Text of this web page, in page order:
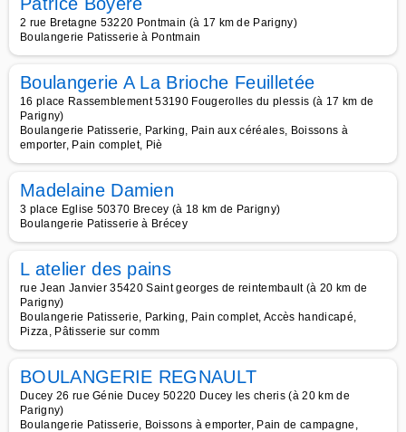
2 rue Bretagne 53220 Pontmain (à 17 km de Parigny)
Boulangerie Patisserie à Pontmain
Boulangerie A La Brioche Feuilletée
16 place Rassemblement 53190 Fougerolles du plessis (à 17 km de
Parigny)
Boulangerie Patisserie, Parking, Pain aux céréales, Boissons à
emporter, Pain complet, Piè
Madelaine Damien
3 place Eglise 50370 Brecey (à 18 km de Parigny)
Boulangerie Patisserie à Brécey
L atelier des pains
rue Jean Janvier 35420 Saint georges de reintembault (à 20 km de
Parigny)
Boulangerie Patisserie, Parking, Pain complet, Accès handicapé,
Pizza, Pâtisserie sur comm
BOULANGERIE REGNAULT
Ducey 26 rue Génie Ducey 50220 Ducey les cheris (à 20 km de
Parigny)
Boulangerie Patisserie, Boissons à emporter, Pain de campagne,